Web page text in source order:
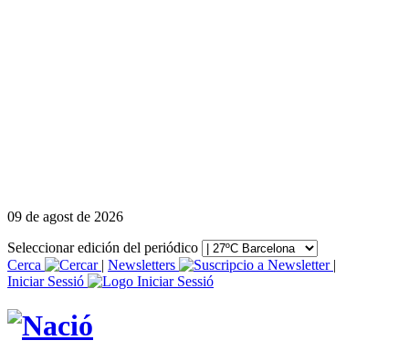
09 de agost de 2026
Seleccionar edición del periódico
Cerca
| Newsletters
|
Iniciar Sessió